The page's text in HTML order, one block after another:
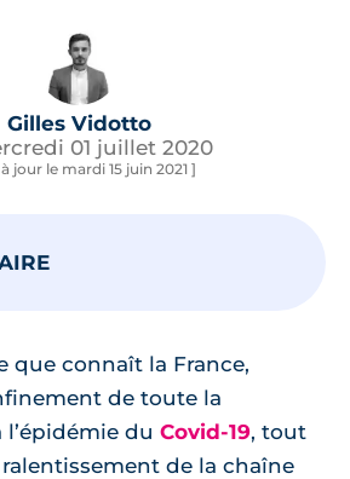
Gilles Vidotto
01 juillet 2020
jour le mardi 15 juin 2021 ]
que connaît la France,
de toute la
du Covid-19, tout
de la chaîne